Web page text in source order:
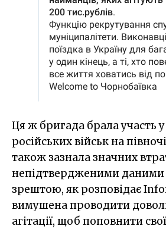
Ця ж бригада брала участь
російських військ на
також зазнала значних
непідтвердженими даними
зрештою, як розповідає
вимушена проводити
агітації, щоб поповнити